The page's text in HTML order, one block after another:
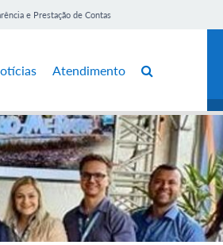
e Prestação de Contas
Atendimento